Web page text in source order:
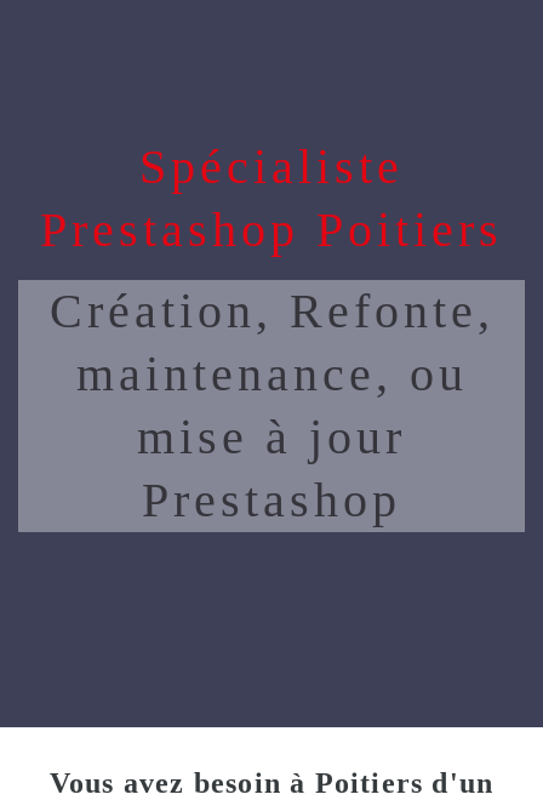
Spécialiste
Prestashop Poitiers
Création, Refonte,
maintenance, ou
mise à jour
Prestashop
Vous avez besoin à Poitiers d'un